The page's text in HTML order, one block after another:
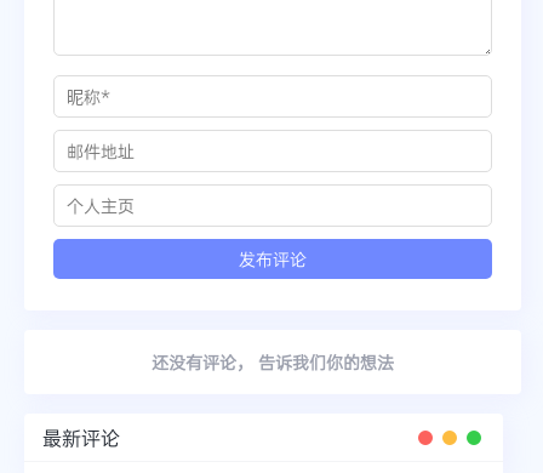
还没有评论， 告诉我们你的想法
最新评论